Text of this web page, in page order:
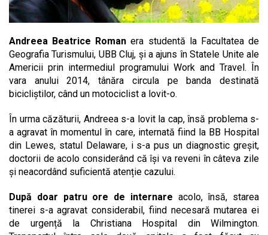
Andreea Beatrice Roman era studentă la Facultatea de
Geografia Turismului, UBB Cluj, și a ajuns în Statele Unite ale
Americii prin intermediul programului Work and Travel. În
vara anului 2014, tânăra circula pe banda destinată
bicicliștilor, când un motociclist a lovit-o.
În urma căzăturii, Andreea s-a lovit la cap, însă problema s-
a agravat în momentul în care, internată fiind la BB Hospital
din Lewes, statul Delaware, i s-a pus un diagnostic greșit,
doctorii de acolo considerând că își va reveni în câteva zile
și neacordând suficientă atenție cazului.
După doar patru ore de internare acolo, însă, starea
tinerei s-a agravat considerabil, fiind necesară mutarea ei
de urgență la Christiana Hospital din Wilmington.